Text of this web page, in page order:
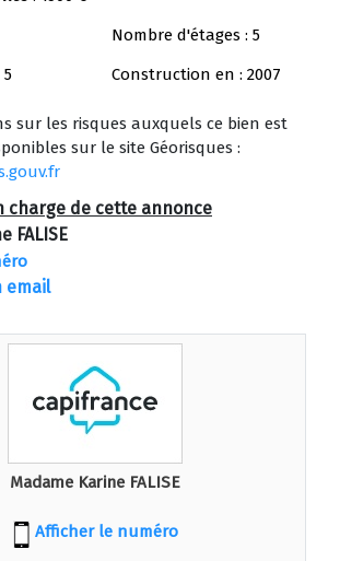
Nombre d'étages : 5
Construction en : 2007
sur les risques auxquels ce bien est
sur le site Géorisques :
charge de cette annonce
FALISE
email
Madame Karine FALISE
Afficher le numéro